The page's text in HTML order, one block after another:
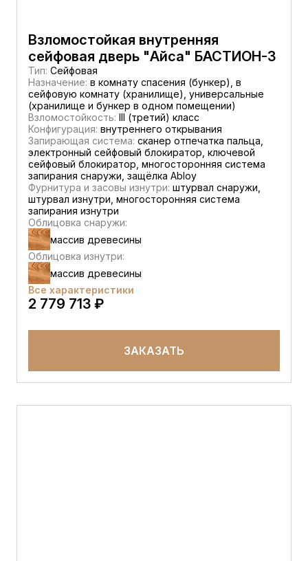
Взломостойкая внутренняя
сейфовая дверь "Айса" БАСТИОН-3
Тип: Сейфовая
Назначение: в комнату спасения (бункер), в
сейфовую комнату (хранилище), универсальные
(хранилище и бункер в одном помещении)
Взломостойкость: III (третий) класс
Конфигурация: внутреннего открывания
Запирающая система: сканер отпечатка пальца,
электронный сейфовый блокиратор, ключевой
сейфовый блокиратор, многосторонняя система
запирания снаружи, защёлка Abloy
Фурнитура и засовы изнутри: штурвал снаружи,
штурвал изнутри, многосторонняя система
запирания изнутри
Облицовка снаружи:
массив древесины
Облицовка изнутри:
массив древесины
Все характеристики
2 779 713 ₽
ЗАКАЗАТЬ